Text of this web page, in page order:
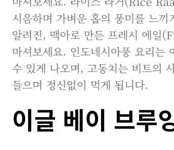
시음하며 가벼운 홉의 풍미를 느끼
알려진, 맥아로 만든 프레시 에일
마셔보세요. 인도네시아풍 요리는
수 있게 나오며, 고동치는 비트의
들으며 정신없이 먹게 됩니다.
이글 베이 브루